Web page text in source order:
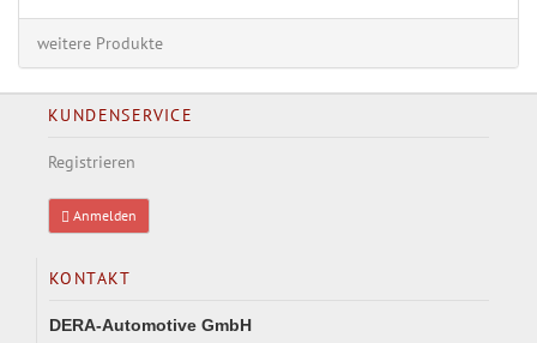
weitere Produkte
KUNDENSERVICE
Registrieren
Anmelden
KONTAKT
DERA-Automotive GmbH